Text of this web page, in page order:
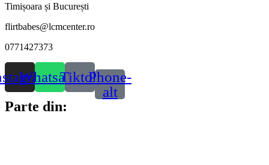
Timișoara și București
flirtbabes@lcmcenter.ro
0771427373
WhatsappTiktokPhone-
alt
Parte din: